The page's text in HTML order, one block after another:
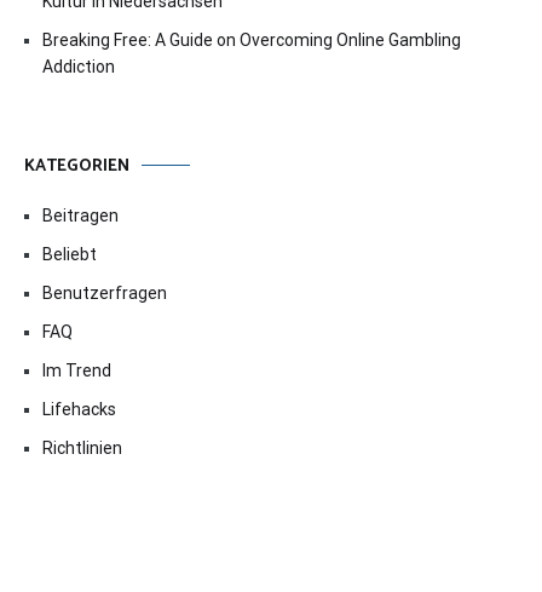
Breaking Free: A Guide on Overcoming Online Gambling
Addiction
KATEGORIEN
Beitragen
Beliebt
Benutzerfragen
FAQ
Im Trend
Lifehacks
Richtlinien